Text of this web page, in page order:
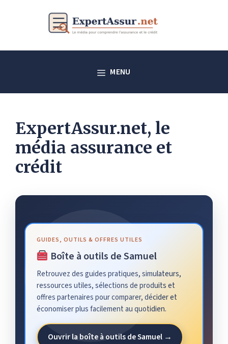
MENU
ExpertAssur.net, le
média assurance et
crédit
GUIDES, OUTILS & OFFRES UTILES
Boîte à outils de Samuel
Retrouvez des guides pratiques, simulateurs,
ressources utiles, sélections de produits et
offres partenaires pour comparer, décider et
économiser plus facilement au quotidien.
Ouvrir la boîte à outils de Samuel →